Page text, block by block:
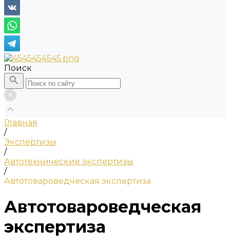
Поиск
Главная
/
Экспертизы
/
Автотехнические экспертизы
/
Автотовароведческая экспертиза
Автотовароведческая
экспертиза